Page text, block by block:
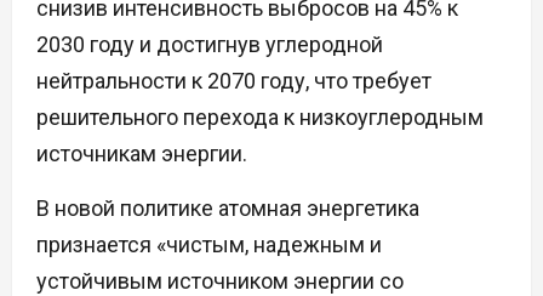
снизив интенсивность выбросов на 45% к
2030 году и достигнув углеродной
нейтральности к 2070 году, что требует
решительного перехода к низкоуглеродным
источникам энергии.
В новой политике атомная энергетика
признается «чистым, надежным и
устойчивым источником энергии со